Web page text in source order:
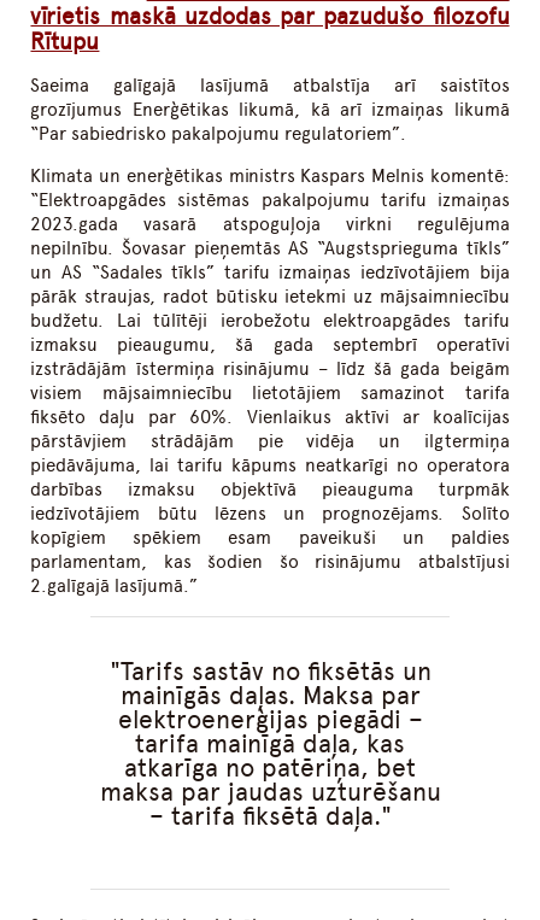
vīrietis maskā uzdodas par pazudušo filozofu
Rītupu
Saeima galīgajā lasījumā atbalstīja arī saistītos
grozījumus Enerģētikas likumā, kā arī izmaiņas likumā
“Par sabiedrisko pakalpojumu regulatoriem”.
Klimata un enerģētikas ministrs Kaspars Melnis komentē:
“Elektroapgādes sistēmas pakalpojumu tarifu izmaiņas
2023.gada vasarā atspoguļoja virkni regulējuma
nepilnību. Šovasar pieņemtās AS “Augstsprieguma tīkls”
un AS “Sadales tīkls” tarifu izmaiņas iedzīvotājiem bija
pārāk straujas, radot būtisku ietekmi uz mājsaimniecību
budžetu. Lai tūlītēji ierobežotu elektroapgādes tarifu
izmaksu pieaugumu, šā gada septembrī operatīvi
izstrādājām īstermiņa risinājumu – līdz šā gada beigām
visiem mājsaimniecību lietotājiem samazinot tarifa
fiksēto daļu par 60%. Vienlaikus aktīvi ar koalīcijas
pārstāvjiem strādājām pie vidēja un ilgtermiņa
piedāvājuma, lai tarifu kāpums neatkarīgi no operatora
darbības izmaksu objektīvā pieauguma turpmāk
iedzīvotājiem būtu lēzens un prognozējams. Solīto
kopīgiem spēkiem esam paveikuši un paldies
parlamentam, kas šodien šo risinājumu atbalstījusi
2.galīgajā lasījumā.”
Tarifs sastāv no fiksētās un
mainīgās daļas. Maksa par
elektroenerģijas piegādi –
tarifa mainīgā daļa, kas
atkarīga no patēriņa, bet
maksa par jaudas uzturēšanu
– tarifa fiksētā daļa.